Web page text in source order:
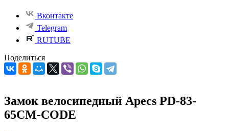
Вконтакте
Telegram
RUTUBE
Поделиться
Замок велосипедный Apecs PD-83-
65CM-CODE